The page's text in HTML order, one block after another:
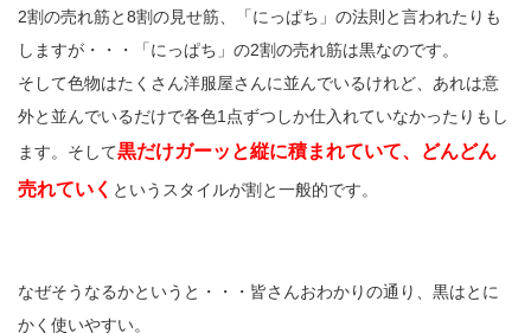
2割の売れ筋と8割の見せ筋、「にっぱち」の法則と言われたりも
しますが・・・「にっぱち」の2割の売れ筋は黒なのです。
そして色物はたくさん洋服屋さんに並んでいるけれど、あれは意
外と並んでいるだけで各色1点ずつしか仕入れていなかったりもし
ます。そして黒だけガーッと縦に積まれていて、どんどん
売れていく というスタイルが割と一般的です。
なぜそうなるかというと・・・皆さんおわかりの通り、黒はとに
かく使いやすい。